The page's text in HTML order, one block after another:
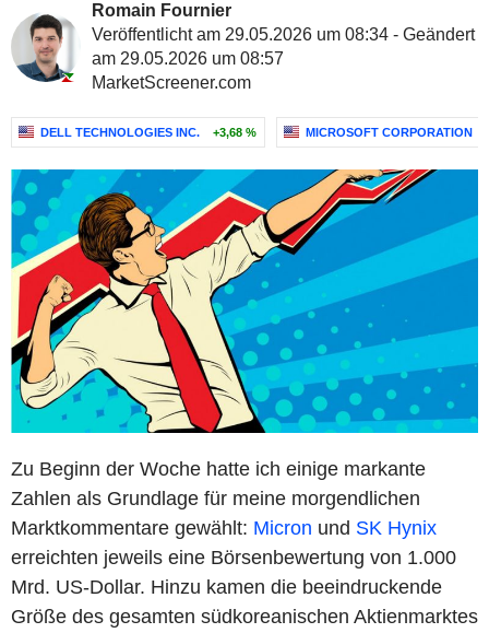
Romain Fournier
Veröffentlicht am 29.05.2026 um 08:34 - Geändert
am 29.05.2026 um 08:57
MarketScreener.com
DELL TECHNOLOGIES INC. +3,68 % MICROSOFT CORPORATION
Zu Beginn der Woche hatte ich einige markante
Zahlen als Grundlage für meine morgendlichen
Marktkommentare gewählt: Micron und SK Hynix
erreichten jeweils eine Börsenbewertung von 1.000
Mrd. US-Dollar. Hinzu kamen die beeindruckende
Größe des gesamten südkoreanischen Aktienmarktes